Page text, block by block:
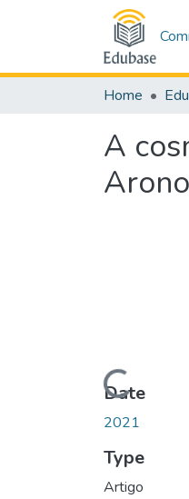
Home
A
Loading...
Date
2021
Type
Artigo